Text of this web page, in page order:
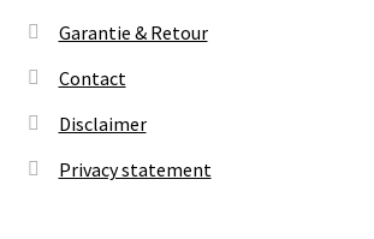
Garantie & Retour
Contact
Disclaimer
Privacy statement